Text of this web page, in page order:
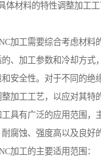
体材料的特性调整加工工
加工需要综合考虑材料
、加工参数和冷却方式
安全性。对于不同的绝
加工工艺，以应对其特
工具有广泛的应用范围，
腐蚀、强度高以及良好
加工的主要适用范围：